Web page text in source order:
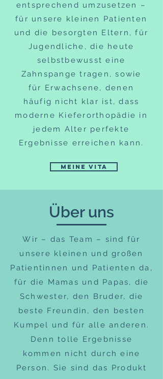
entsprechend umzusetzen –
für unsere kleinen Patienten
und die besorgten Eltern, für
Jugendliche, die heute
selbstbewusst eine
Zahnspange tragen, sowie
für Erwachsene, denen
häufig nicht klar ist, dass
moderne Kieferorthopädie in
jedem Alter perfekte
Ergebnisse erreichen kann.
meine vita
Über uns
Wir – das Team – sind für
unsere kleinen und großen
Patientinnen und Patienten da,
für die Mamas und Papas, die
Schwester, den Bruder, die
beste Freundin, den besten
Kumpel und für alle anderen.
Denn tolle Ergebnisse
kommen nicht durch eine
Person. Sie sind das Produkt